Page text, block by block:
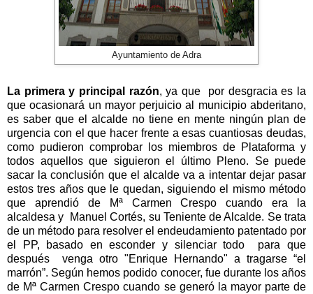
Ayuntamiento de Adra
La primera y principal razón, ya que por desgracia es la
que ocasionará un mayor perjuicio al municipio abderitano,
es saber que el alcalde no tiene en mente ningún plan de
urgencia con el que hacer frente a esas cuantiosas deudas,
como pudieron comprobar los miembros de Plataforma y
todos aquellos que siguieron el último Pleno. Se puede
sacar la conclusión que el alcalde va a intentar dejar pasar
estos tres años que le quedan, siguiendo el mismo método
que aprendió de Mª Carmen Crespo cuando era la
alcaldesa y Manuel Cortés, su Teniente de Alcalde. Se trata
de un método para resolver el endeudamiento patentado por
el PP, basado en esconder y silenciar todo para que
después venga otro "Enrique Hernando" a tragarse “el
marrón”. Según hemos podido conocer, fue durante los años
de Mª Carmen Crespo cuando se generó la mayor parte de